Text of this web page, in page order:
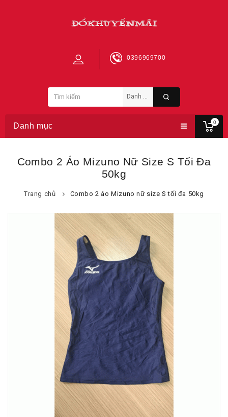
0
0396969700
Danh mục
Combo 2 Áo Mizuno Nữ Size S Tối Đa
50kg
Trang chủ Combo 2 áo Mizuno nữ size S tối đa 50kg